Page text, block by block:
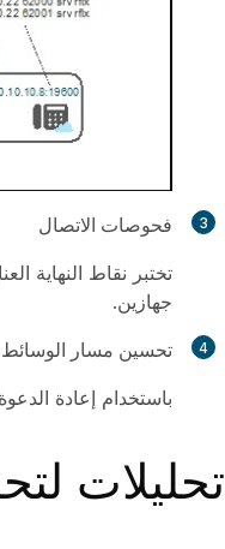
فحوصات الاتصال
تختبر نقاط النهاية
جهازين.
تحسين مسار الوسائط
باستخدام إعادة
تحليلات